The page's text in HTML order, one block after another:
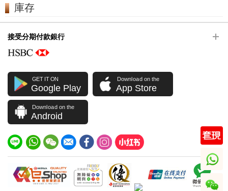
庫存
接受分期付款銀行
GET IT ON
Google Play
Download on the
App Store
Download on the
Android